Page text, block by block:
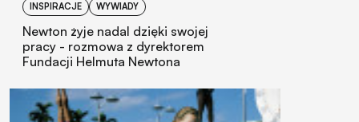
INSPIRACJE WYWIADY
Newton żyje nadal dzięki swojej
pracy - rozmowa z dyrektorem
Fundacji Helmuta Newtona